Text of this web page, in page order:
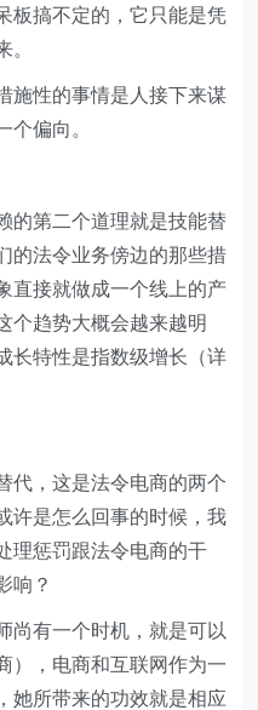
板搞不定的，它只能是凭
。
施性的事情是人接下来谋
个偏向。
的第二个道理就是技能替
的法令业务傍边的那些措
直接就做成一个线上的产
个趋势大概会越来越明
长特性是指数级增长（详
代，这是法令电商的两个
许是怎么回事的时候，我
理惩罚跟法令电商的干
响？
尚有一个时机，就是可以
），电商和互联网作为一
她所带来的功效就是相应